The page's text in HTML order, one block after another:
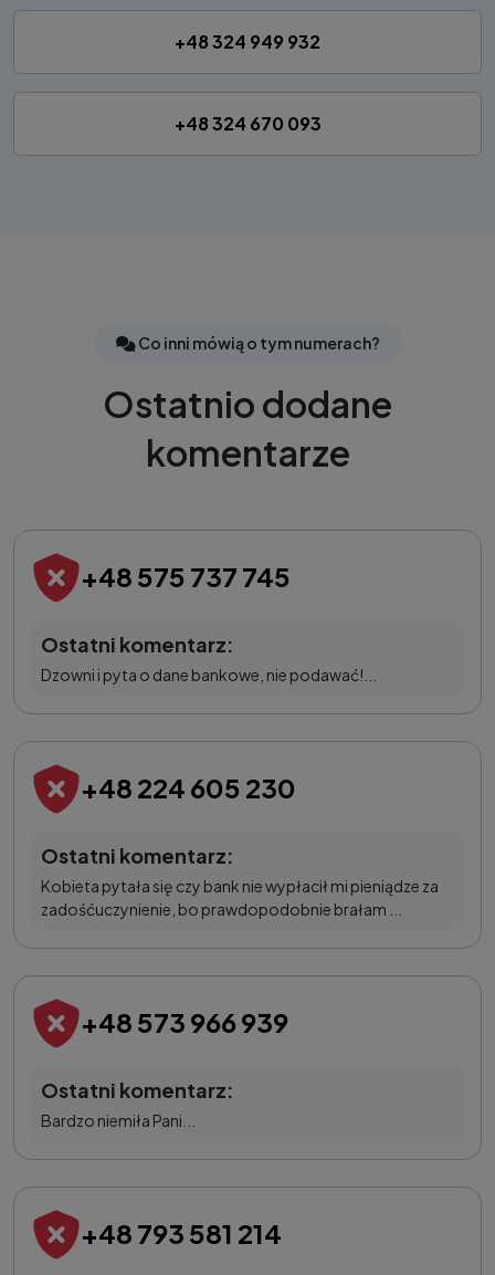
+48 324 949 932
+48 324 670 093
Co inni mówią o tym numerach?
Ostatnio dodane
komentarze
+48 575 737 745
Ostatni komentarz:
Dzowni i pyta o dane bankowe, nie podawać!...
+48 224 605 230
Ostatni komentarz:
Kobieta pytała się czy bank nie wypłacił mi pieniądze za
zadośćuczynienie, bo prawdopodobnie brałam ...
+48 573 966 939
Ostatni komentarz:
Bardzo niemiła Pani...
+48 793 581 214